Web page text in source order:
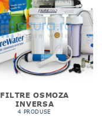
FILTRE OSMOZA
INVERSA
4 PRODUSE